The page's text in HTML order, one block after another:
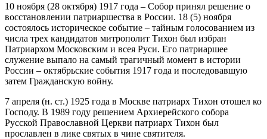
10 ноября (28 октября) 1917 года – Собор принял решение о
восстановлении патриаршества в России. 18 (5) ноября
состоялось историческое событие – тайным голосованием из
числа трех кандидатов митрополит Тихон был избран
Патриархом Московским и всея Руси. Его патриаршее
служение выпало на самый трагичный момент в истории
России – октябрьские события 1917 года и последовавшую
затем Гражданскую войну.
7 апреля (н. ст.) 1925 года в Москве патриарх Тихон отошел ко
Господу. В 1989 году решением Архиерейского собора
Русской Православной Церкви патриарх Тихон был
прославлен в лике святых в чине святителя.